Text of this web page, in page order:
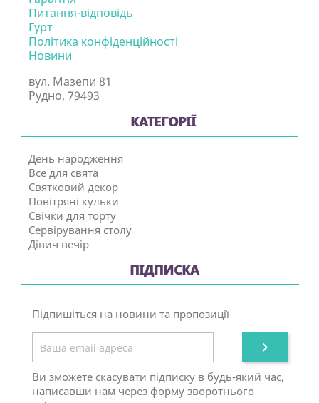
Питання-відповідь
Гурт
Політика конфіденційності
Новини
вул. Мазепи 81
Рудно, 79493
КАТЕГОРІЇ
День народження
Все для свята
Святковий декор
Повітряні кульки
Свічки для торту
Сервірування столу
Дівич вечір
ПІДПИСКА
Підпишіться на новини та пропозиції

Ви зможете скасувати підписку в будь-який час,
написавши нам через форму зворотнього